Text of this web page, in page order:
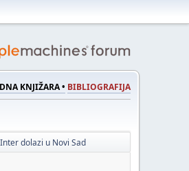
KNJIŽARA • BIBLIOGRAFIJA
Inter dolazi u Novi Sad